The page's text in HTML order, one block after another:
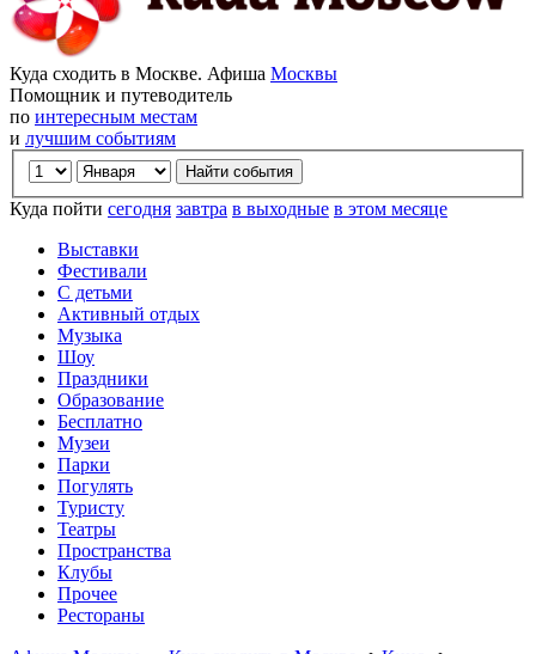
Куда сходить в Москве. Афиша Москвы
Помощник и путеводитель
по интересным местам
и лучшим событиям
Куда пойти сегодня завтра в выходные в этом месяце
Выставки
Фестивали
С детьми
Активный отдых
Музыка
Шоу
Праздники
Образование
Бесплатно
Музеи
Парки
Погулять
Туристу
Театры
Пространства
Клубы
Прочее
Рестораны